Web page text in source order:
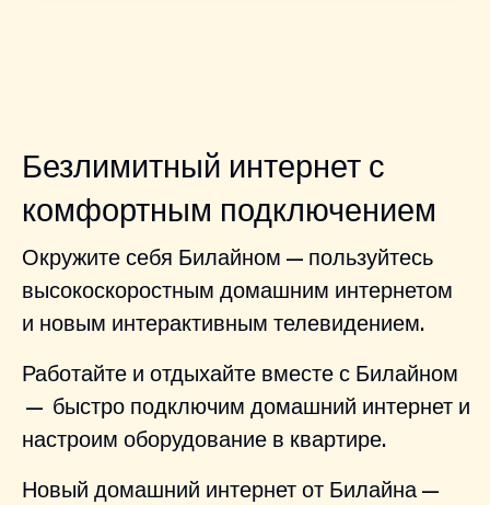
Безлимитный интернет с
комфортным подключением
Окружите себя Билайном — пользуйтесь
высокоскоростным домашним интернетом
и новым интерактивным телевидением.
Работайте и отдыхайте вместе с Билайном
— быстро подключим домашний интернет и
настроим оборудование в квартире.
Новый домашний интернет от Билайна —